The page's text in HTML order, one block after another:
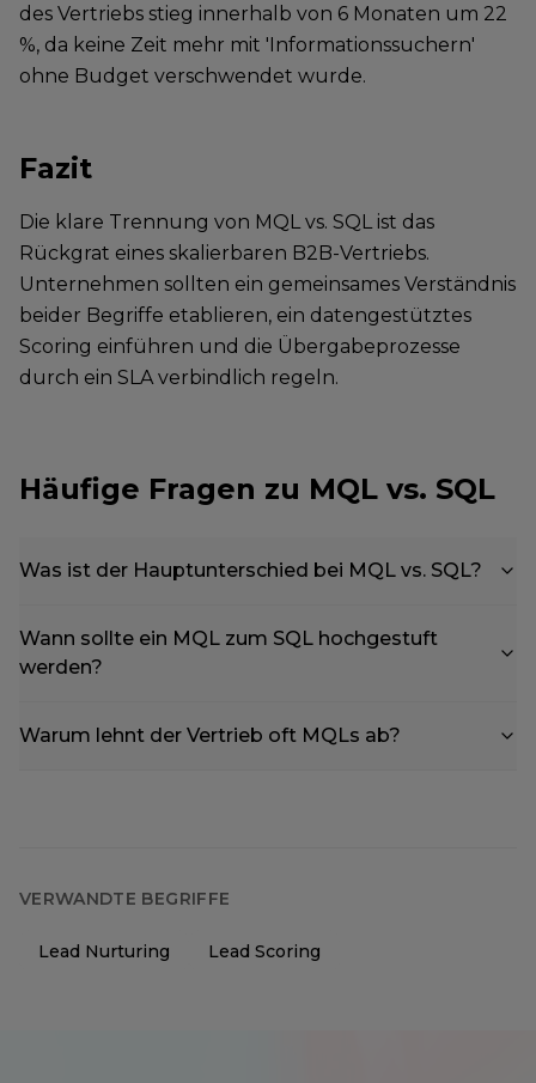
des Vertriebs stieg innerhalb von 6 Monaten um 22
%, da keine Zeit mehr mit 'Informationssuchern'
ohne Budget verschwendet wurde.
Fazit
Die klare Trennung von MQL vs. SQL ist das
Rückgrat eines skalierbaren B2B-Vertriebs.
Unternehmen sollten ein gemeinsames Verständnis
beider Begriffe etablieren, ein datengestütztes
Scoring einführen und die Übergabeprozesse
durch ein SLA verbindlich regeln.
Häufige Fragen zu MQL vs. SQL
Was ist der Hauptunterschied bei MQL vs. SQL?
Wann sollte ein MQL zum SQL hochgestuft
werden?
Warum lehnt der Vertrieb oft MQLs ab?
VERWANDTE BEGRIFFE
Lead Nurturing Lead Scoring